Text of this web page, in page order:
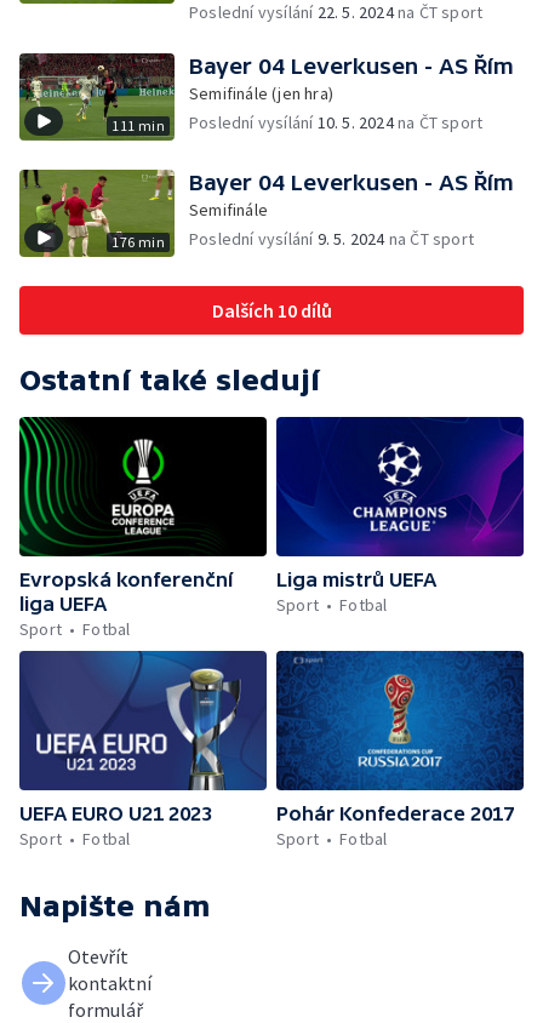
Poslední vysílání 22. 5. 2024na ČT sport
111 min
Bayer 04 Leverkusen - AS Řím
Semifinále (jen hra)
Poslední vysílání10. 5. 2024na ČT sport
176 min
Bayer 04 Leverkusen - AS Řím
Semifinále
Poslední vysílání9. 5. 2024na ČT sport
Dalších 10 dílů
Ostatní také sledují
Evropská konferenční
liga UEFA
Sport
Fotbal
Liga mistrů UEFA
Sport
Fotbal
UEFA EURO U21 2023
Sport
Fotbal
Pohár Konfederace 2017
Sport
Fotbal
Napište nám
Otevřít
kontaktní
formulář